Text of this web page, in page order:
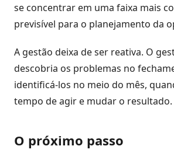
se concentrar em uma faixa mais
previsível para o planejamento da
A gestão deixa de ser reativa. O
descobria os problemas no
identificá-los no meio do mês,
tempo de agir e mudar o resultado.
O próximo passo